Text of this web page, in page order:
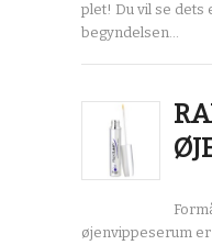
plet! Du vil se dets
begyndelsen…
øjenvippeserum